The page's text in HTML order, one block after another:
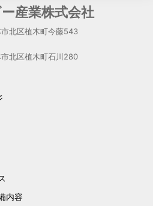
産業株式会社
北区植木町今藤543
北区植木町石川280
内容